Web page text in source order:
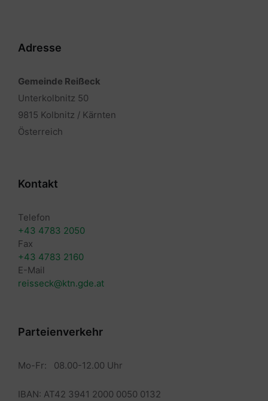
Adresse
Gemeinde Reißeck
Unterkolbnitz 50
9815 Kolbnitz / Kärnten
Österreich
Kontakt
Telefon
+43 4783 2050
Fax
+43 4783 2160
E-Mail
reisseck@ktn.gde.at
Parteienverkehr
Mo-Fr: 08.00-12.00 Uhr
IBAN: AT42 3941 2000 0050 0132